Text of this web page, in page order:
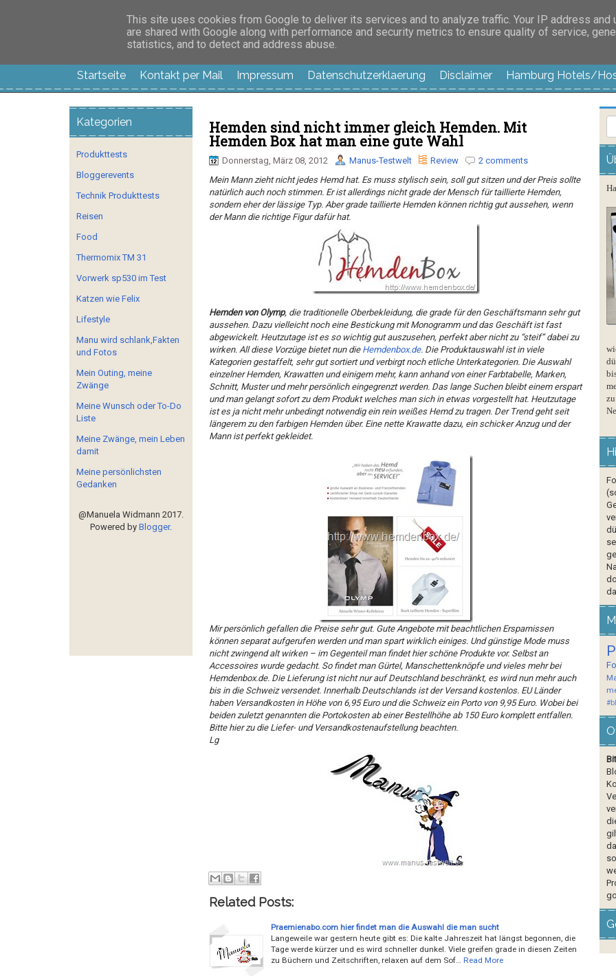
Manus Testwelt, alles außer langweilig
Startseite Kontakt per Mail Impressum Datenschutzerklaerung Disclaimer Hamburg Hotels/
Hemden sind nicht immer gleich Hemden. Mit
Hemden Box hat man eine gute Wahl
Donnerstag, März 08, 2012 Manus-Testwelt Review
2 comments
Mein Mann zieht nicht jedes Hemd hat. Es muss stylisch sein, soll gut sitzen und der Preis sollte
natürlich auch noch stimmen. Er ist allerdings nicht grade der Mensch fürtaillierte Hemden,
sondern eher der lässige Typ. Aber grade taillierte Hemden können richtig gut aussehen, wenn
der Mann die richtige Figur dafür hat.
Hemden von Olymp, die traditionelle Oberbekleidung, die grade für den Geschäftsmann sehr gut
aussehen. Dazu vielleicht noch eine Bestickung mit Monogramm und das Geschäft ist fast
abgewickelt. Heutzutage ist es so wichtig gut auszusehen, perfekt aber nicht zu “steif” dabei zu
wirken. All diese Vorzüge bietet nun die Hemdenbox.de. Die Produktauswahl ist in viele
Kategorien gestaffelt, sehr gut sortiert und verbirgt noch etliche Unterkategorien. Die Auswahl
einzelner Hemden, Krawatten und einigem mehr, kann anhand von einer Farbtabelle, Marken,
Schnitt, Muster und mehr persönlich eingegrenzt werden. Das lange Suchen bleibt einem erspart
und man gelangt sofort zu dem Produkt welches man sich in etwas vorgestellt hat. Heutzutage
ist es ja nicht mehr unbedingt notwendig ein rein weißes Hemd zu tragen. Der Trend geht seit
längerem zu den farbigen Hemden über. Eine nette Krawatte dazu, ein schicker Anzug und der
Mann ist perfekt gekleidet.
Mir persönlich gefallen die Preise sehr gut. Gute Angebote mit beachtlichen Ersparnissen
können separat aufgerufen werden und man spart wirklich einiges. Und günstige Mode muss
nicht zwingend alt wirken – im Gegenteil man findet hier schöne Produkte vor. Selbst an
Accessoires wurde gedacht. So findet man Gürtel, Manschettenknöpfe und vieles mehr bei
Hemdenbox.de. Die Lieferung ist nicht nur auf Deutschland beschränkt, es wird nun mehr auch
bis in die Schweiz versendet. Innerhalb Deutschlands ist der Versand kostenlos. EU Länder
haben Versandkosten in Höhe von 6,95 Euro und die Schweiz ein Porto von 9,95 Euro. Wobei bei
beiden zuletzt genannten die Portokosten ab einer Bestellhöhe ab 150 Euro komplett entfallen.
Bitte hier zu die Liefer- und Versandkostenaufstellungbeachten.
Lg
Related Posts:
Praemienabo.com hier findet man die Auswahl die man sucht
Langeweile war gestern heute gibt es: Die kalte Jahreszeit hat längst begonnen, die
Tage werde kürzer und es wird schneller dunkel. Viele greifen grade in diesen Zeiten
zu Büchern und Zeitschriften, relaxen auf dem Sof…
Read More
Kategorien
Produkttests
Bloggerevents
Technik Produkttests
Reisen
Food
Thermomix TM 31
Vorwerk sp530 im Test
Katzen wie Felix
Lifestyle
Manu wird schlank,Fakten
und Fotos
Mein Outing, meine
Zwänge
Meine Wunsch oder To-Do
Liste
Meine Zwänge, mein Leben
damit
Meine persönlichsten
Gedanken
@Manuela Widmann 2017.
Powered by Blogger.
This site uses cookies from Google to deliver its services and to analyze traffic. Your IP address and
are shared with Google along with performance and security metrics to ensure quality of service,
statistics, and to detect and address abuse.